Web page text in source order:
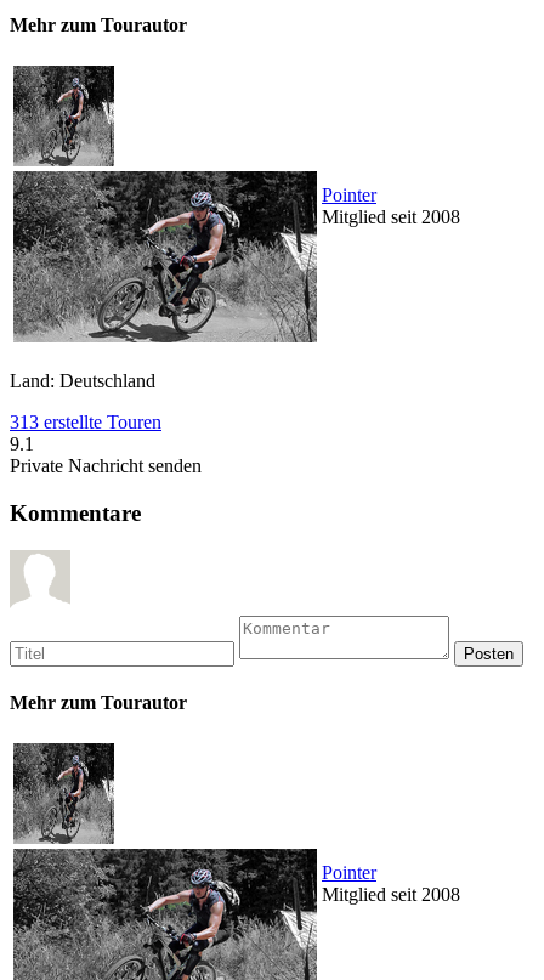
Mehr zum Tourautor
Pointer
Mitglied seit 2008
Land: Deutschland
313 erstellte Touren
9.1
Private Nachricht senden
Kommentare
Mehr zum Tourautor
Pointer
Mitglied seit 2008